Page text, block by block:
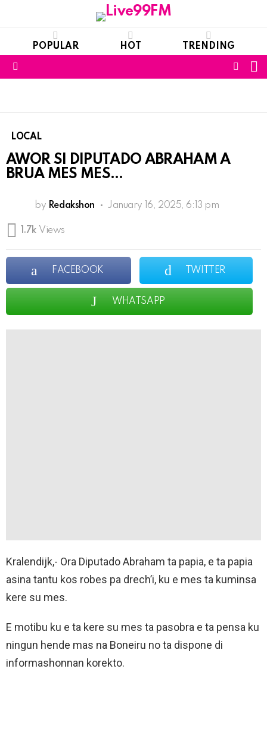
POPULAR HOT TRENDING
LOCAL
AWOR SI DIPUTADO ABRAHAM A
BRUA MES MES…
by Redakshon January 16, 2025, 6:13 pm
1.7k Views
FACEBOOK TWITTER
WHATSAPP
Kralendijk,- Ora Diputado Abraham ta papia, e ta papia
asina tantu kos robes pa drech’i, ku e mes ta kuminsa
kere su mes.
E motibu ku e ta kere su mes ta pasobra e ta pensa ku
ningun hende mas na Boneiru no ta dispone di
informashonnan korekto.